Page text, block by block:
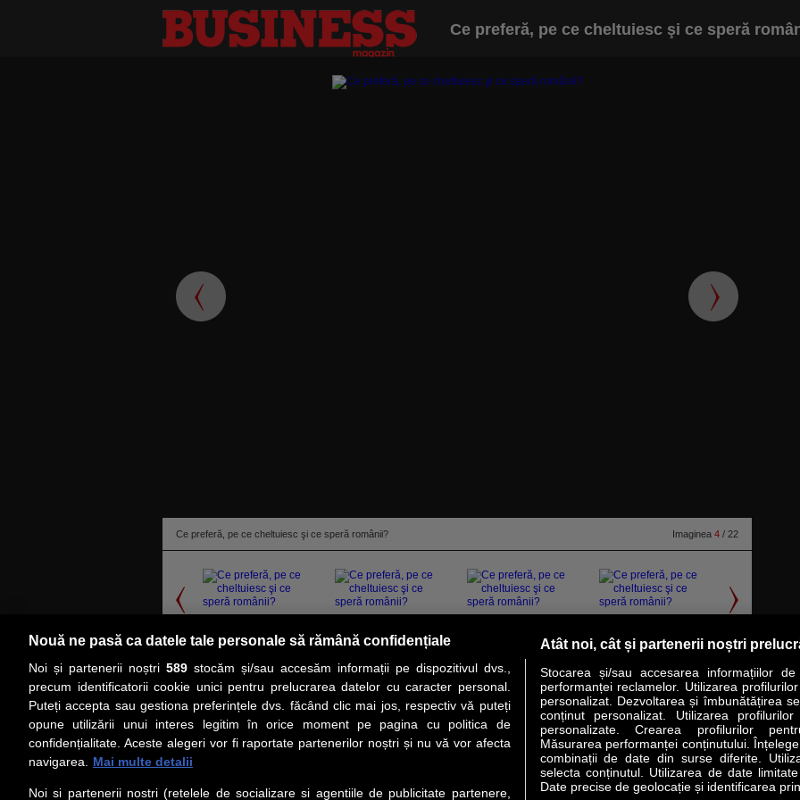
Ce preferă, pe ce cheltuiesc şi ce speră
Ce preferă, pe ce cheltuiesc şi ce speră românii? Imaginea 4 / 22
citeşte toată ştirea
PRIMA PAGINĂ COVER STORY LIDERI ANALIZE HI-TECH MEET THE CEO
Social Servicii
Nouă ne pasă ca datele tale personale să rămână confidențiale
Noi și partenerii noștri 589stocăm și/sau accesăm informații pe dispozitivul dvs.,
precum identificatorii cookie unici pentru prelucrarea datelor cu caracter personal.
Puteți accepta sau gestiona preferințele dvs. făcând clic mai jos, respectiv vă puteți
opune utilizării unui interes legitim în orice moment pe pagina cu politica de
confidențialitate. Aceste alegeri vor fi raportate partenerilor noștri și nu vă vor afecta
navigarea.
Mai multe detalii
Noi si partenerii nostri (retelele de socializare si agentiile de publicitate partenere,
Atât noi, cât și partenerii noștri
Stocarea și/sau accesarea informațiilor
performanței reclamelor. Utilizarea
personalizat. Dezvoltarea și îmbunătățirea
conținut personalizat. Utilizarea
personalizate. Crearea profilurilor
Măsurarea performanței conținutului.
combinații de date din surse diferite.
selecta conținutul. Utilizarea de date
Date precise de geolocație și identificarea